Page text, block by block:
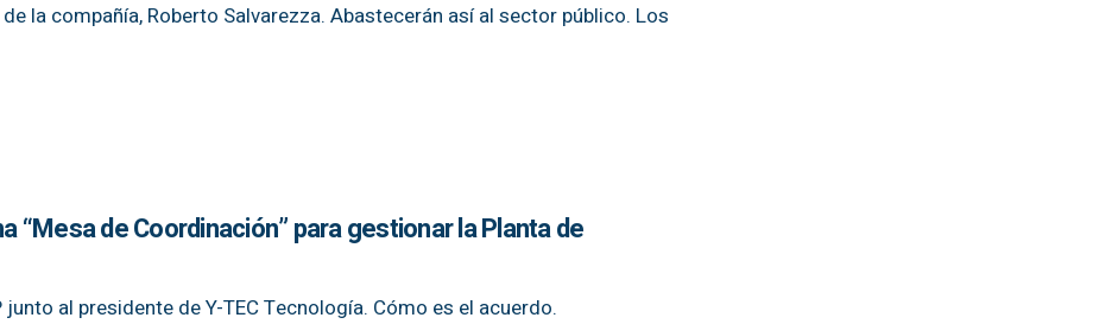
la compañía, Roberto Salvarezza. Abastecerán así al sector público. Los
“Mesa de Coordinación” para gestionar la Planta de
junto al presidente de Y-TEC Tecnología. Cómo es el acuerdo.